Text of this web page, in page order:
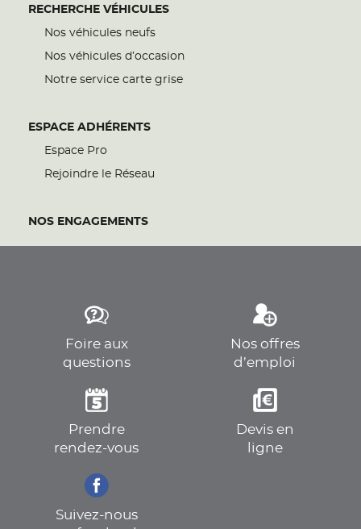
RECHERCHE VÉHICULES
Nos véhicules neufs
Nos véhicules d’occasion
Notre service carte grise
ESPACE ADHÉRENTS
Espace Pro
Rejoindre le Réseau
NOS ENGAGEMENTS
Foire aux
questions
Nos offres
d’emploi
Prendre
rendez-vous
Devis en
ligne
Suivez-nous